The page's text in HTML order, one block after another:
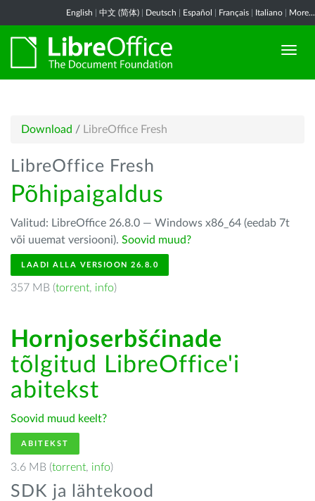
English 中文 (简体) Deutsch Español Français Italiano More...
Download / LibreOffice Fresh
LibreOffice Fresh
Põhipaigaldus
Valitud: LibreOffice 26.8.0 — Windows x86_64 (eedab 7t
või uuemat versiooni). Soovid muud?
LAADI ALLA VERSIOON 26.8.0
357 MB (torrent, info)
Hornjoserbšćinade
tõlgitud LibreOffice'i
abitekst
Soovid muud keelt?
ABITEKST
3.6 MB (torrent, info)
SDK ja lähtekood